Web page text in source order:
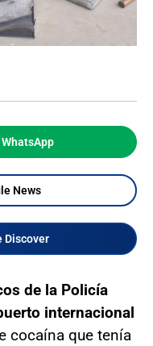
News
Discover
de la Policía
internacional
cocaína que tenía